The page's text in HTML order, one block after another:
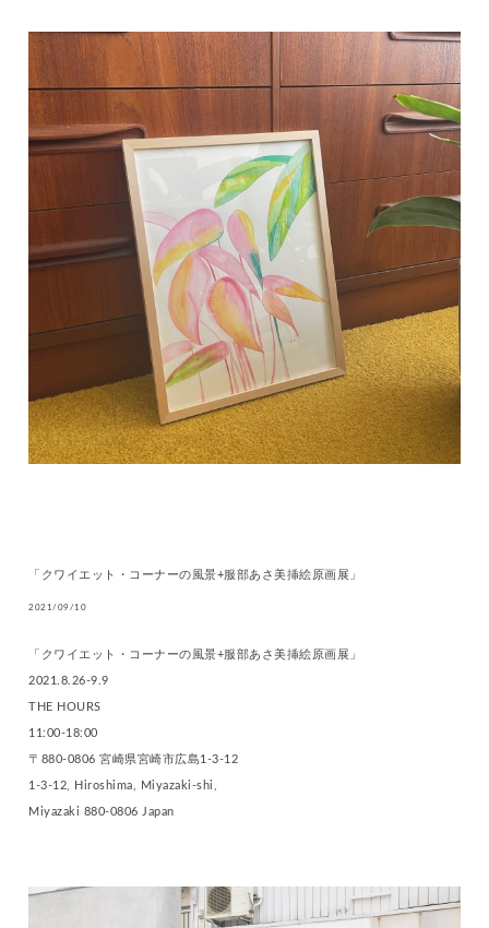
「クワイエット・コーナーの風景+服部あさ美挿絵原画展」
2021/09/10
「クワイエット・コーナーの風景+服部あさ美挿絵原画展」
2021.8.26-9.9
THE HOURS
11:00-18:00
〒880-0806 宮崎県宮崎市広島1-3-12
1-3-12, Hiroshima, Miyazaki-shi,
Miyazaki 880-0806 Japan